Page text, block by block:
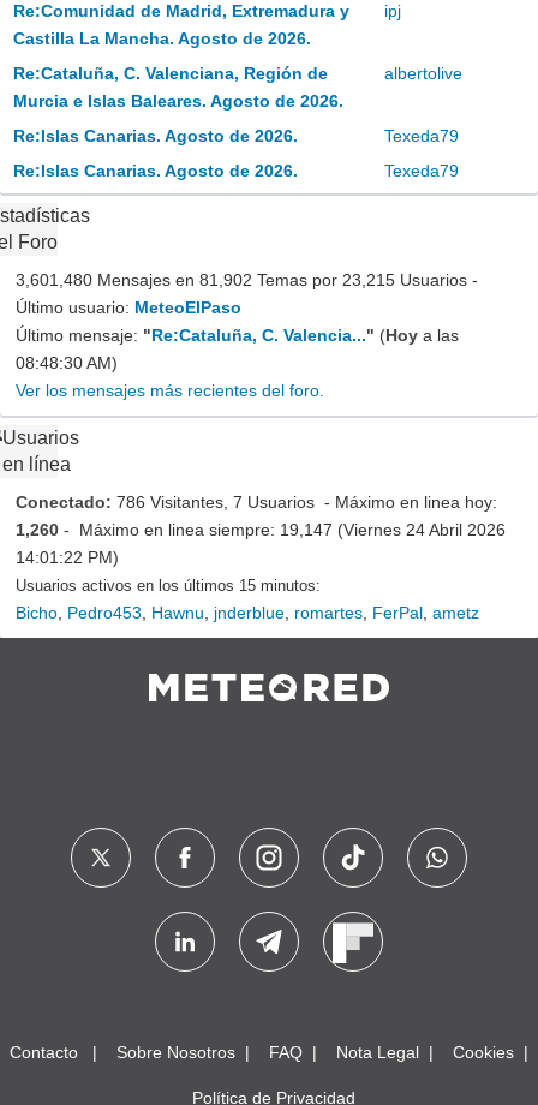
Re:Comunidad de Madrid, Extremadura y
Castilla La Mancha. Agosto de 2026.
ipj
Re:Cataluña, C. Valenciana, Región de
Murcia e Islas Baleares. Agosto de 2026.
albertolive
Re:Islas Canarias. Agosto de 2026.
Texeda79
Re:Islas Canarias. Agosto de 2026.
Texeda79
Foro
3,601,480 Mensajes en 81,902 Temas por 23,215 Usuarios -
Último usuario: MeteoElPaso
Último mensaje: "Re:Cataluña, C. Valencia..." (Hoy a las
08:48:30 AM)
Ver los mensajes más recientes del foro.
Usuarios
en línea
Conectado: 786 Visitantes, 7 Usuarios - Máximo en linea hoy:
1,260 - Máximo en linea siempre: 19,147 (Viernes 24 Abril 2026
14:01:22 PM)
Usuarios activos en los últimos 15 minutos:
Bicho Pedro453 Hawnu jnderblue romartes FerPal ametz
Contacto Sobre Nosotros FAQ Nota Legal Cookies
Política de Privacidad